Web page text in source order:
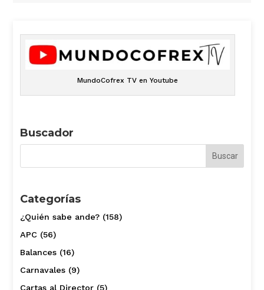
MundoCofrex TV en Youtube
Buscador
Categorías
¿Quién sabe ande?(158)
APC(56)
Balances(16)
Carnavales(9)
Cartas al Director(5)